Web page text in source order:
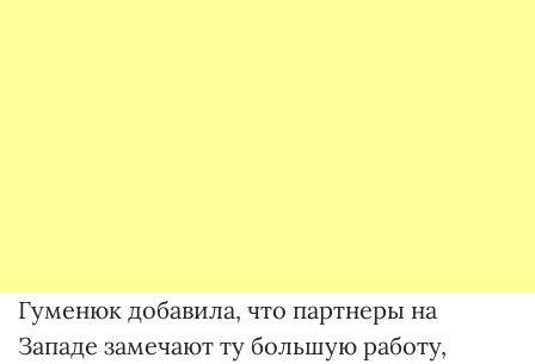
Гуменюк добавила, что партнеры на
Западе замечают ту большую работу,